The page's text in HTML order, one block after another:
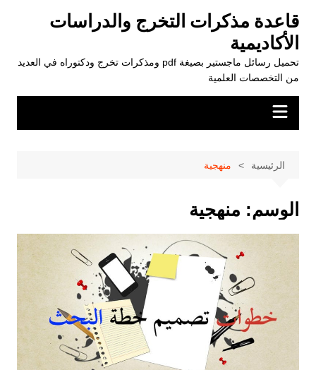
المحتوى
قاعدة مذكرات التخرج والدراسات
الأكاديمية
تحميل رسائل ماجستير بصيغة pdf ومذكرات تخرج ودكتوراه في العديد
من التخصصات العلمية
الرئيسية منهجية
الوسم: منهجية